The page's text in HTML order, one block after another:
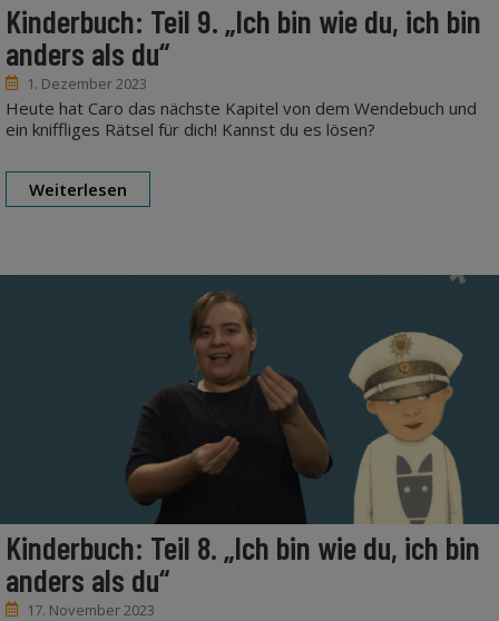
Kinderbuch: Teil 9. „Ich bin wie du, ich bin
anders als du“
1. Dezember 2023
Heute hat Caro das nächste Kapitel von dem Wendebuch und
ein kniffliges Rätsel für dich! Kannst du es lösen?
Weiterlesen
Kinderbuch: Teil 8. „Ich bin wie du, ich bin
anders als du“
17. November 2023